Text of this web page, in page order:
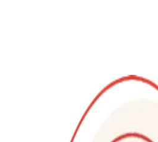
Erlebnisse: